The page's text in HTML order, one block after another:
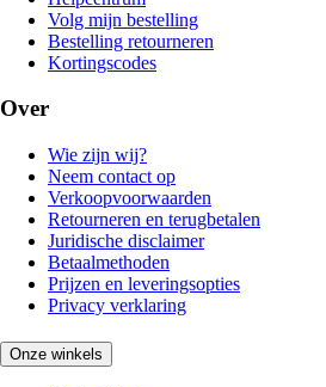
Volg mijn bestelling
Bestelling retourneren
Kortingscodes
Over
Wie zijn wij?
Neem contact op
Verkoopvoorwaarden
Retourneren en terugbetalen
Juridische disclaimer
Betaalmethoden
Prijzen en leveringsopties
Privacy verklaring
Onze winkels